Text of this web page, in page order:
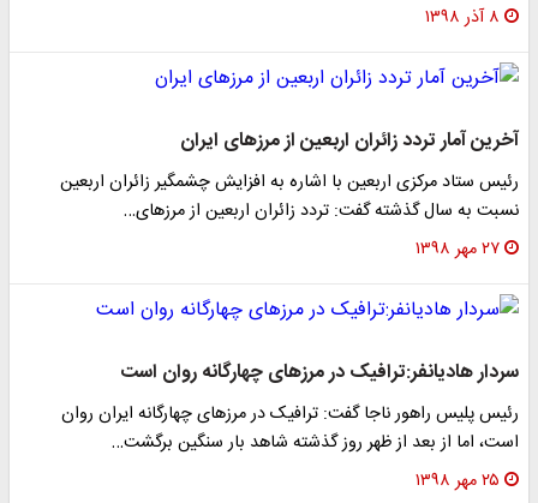
۸ آذر ۱۳۹۸
آخرین آمار تردد زائران اربعین از مرز‌های ایران
رئیس ستاد مرکزی اربعین با اشاره به افزایش چشمگیر زائران اربعین
نسبت به سال گذشته گفت: تردد زائران اربعین از مرز‌های…
۲۷ مهر ۱۳۹۸
سردار هادیانفر:ترافیک در مرز‌های چهارگانه روان است
رئیس پلیس راهور ناجا گفت: ترافیک در مرز‌های چهارگانه ایران روان
است، اما از بعد از ظهر روز گذشته شاهد بار سنگین برگشت…
۲۵ مهر ۱۳۹۸